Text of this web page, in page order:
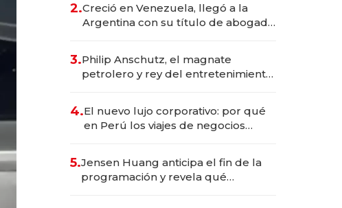
2.Creció en Venezuela, llegó a la
Argentina con su título de abogado
marcas "fast premium"
3.Philip Anschutz, el magnate
petrolero y rey del entretenimiento
4.El nuevo lujo corporativo: por qué
en Perú los viajes de negocios
transformadoras
5.Jensen Huang anticipa el fin de la
programación y revela qué